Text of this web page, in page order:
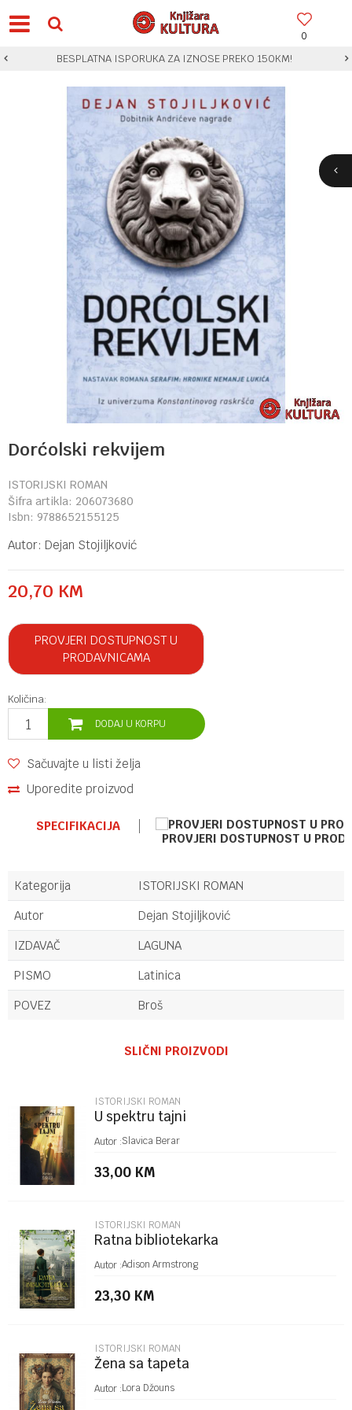
0
BESPLATNA ISPORUKA ZA IZNOSE PREKO 150KM!
Dorćolski rekvijem
ISTORIJSKI ROMAN
Šifra artikla: 206073680
Isbn: 9788652155125
Autor: Dejan Stojiljković
20,70 KM
PROVJERI DOSTUPNOST U
PRODAVNICAMA
Količina:
DODAJ U KORPU
Sačuvajte u listi želja
Uporedite proizvod
SPECIFIKACIJA
PROVJERI DOSTUPNOST U
Kategorija
ISTORIJSKI ROMAN
Autor
Dejan Stojiljković
IZDAVAČ
LAGUNA
PISMO
Latinica
POVEZ
Broš
Poruka
POŠALJI
SLIČNI PROIZVODI
ISTORIJSKI ROMAN
U spektru tajni
Autor :Slavica Berar
33,00 KM
ISTORIJSKI ROMAN
Ratna bibliotekarka
Autor :Adison Armstrong
23,30 KM
ISTORIJSKI ROMAN
Žena sa tapeta
Autor :Lora Džouns